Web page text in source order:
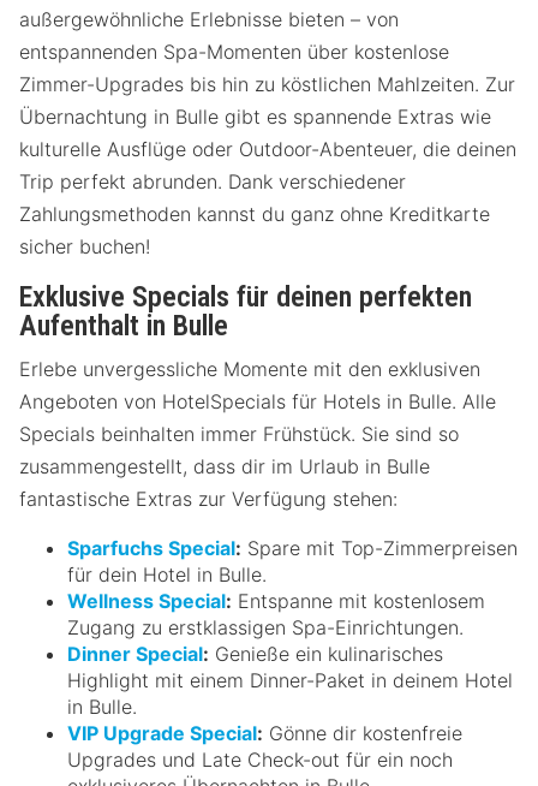
außergewöhnliche Erlebnisse bieten – von
entspannenden Spa-Momenten über kostenlose
Zimmer-Upgrades bis hin zu köstlichen Mahlzeiten. Zur
Übernachtung in Bulle gibt es spannende Extras wie
kulturelle Ausflüge oder Outdoor-Abenteuer, die deinen
Trip perfekt abrunden. Dank verschiedener
Zahlungsmethoden kannst du ganz ohne Kreditkarte
sicher buchen!
Exklusive Specials für deinen perfekten
Aufenthalt in Bulle
Erlebe unvergessliche Momente mit den exklusiven
Angeboten von HotelSpecials für Hotels in Bulle. Alle
Specials beinhalten immer Frühstück. Sie sind so
zusammengestellt, dass dir im Urlaub in Bulle
fantastische Extras zur Verfügung stehen:
Sparfuchs Special: Spare mit Top-Zimmerpreisen
für dein Hotel in Bulle.
Wellness Special: Entspanne mit kostenlosem
Zugang zu erstklassigen Spa-Einrichtungen.
Dinner Special: Genieße ein kulinarisches
Highlight mit einem Dinner-Paket in deinem Hotel
in Bulle.
VIP Upgrade Special: Gönne dir kostenfreie
Upgrades und Late Check-out für ein noch